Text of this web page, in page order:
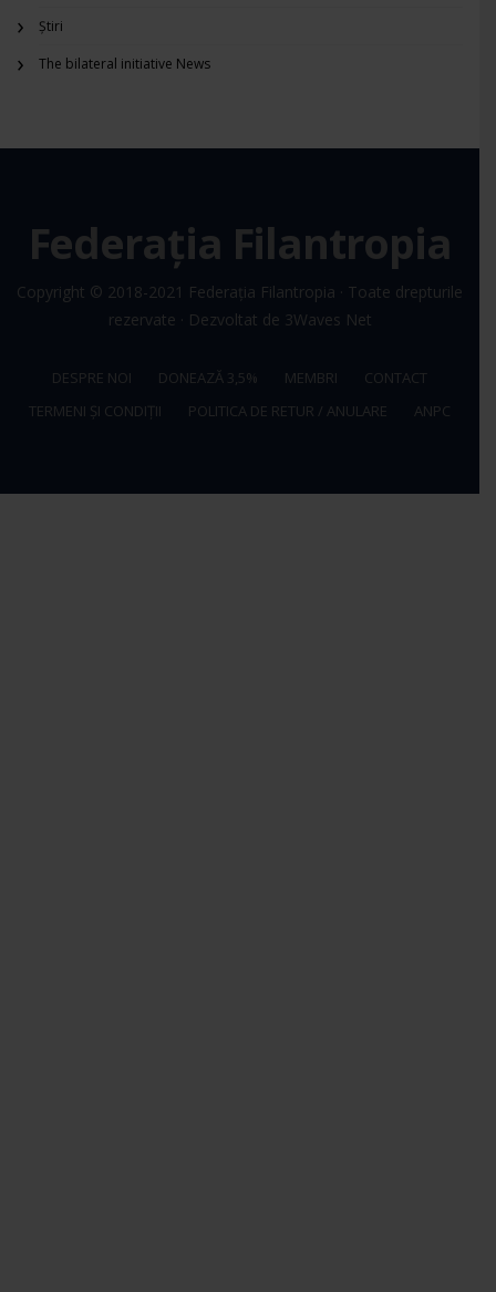
Știri
The bilateral initiative News
Federația Filantropia
Copyright © 2018-2021 Federația Filantropia · Toate drepturile
rezervate · Dezvoltat de 3Waves Net
DESPRE NOI DONEAZĂ 3,5% MEMBRI
CONTACT
TERMENI ȘI CONDIȚII
POLITICA DE RETUR / ANULARE ANPC